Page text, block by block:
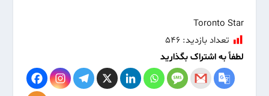
Toronto Star
تعداد بازدید: ۵۴۶
لطفاً به اشتراک بگذارید